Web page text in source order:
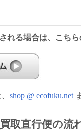
れる場合は、こちら
shop @ ecofuku.net
取直行便の流